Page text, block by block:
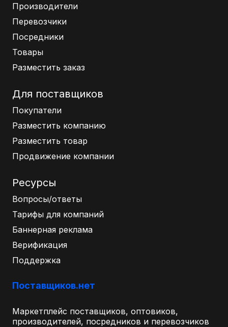
Производители
Перевозчики
Посредники
Товары
Разместить заказ
Для поставщиков
Покупатели
Разместить компанию
Разместить товар
Продвижение компании
Ресурсы
Вопросы/ответы
Тарифы для компаний
Баннерная реклама
Верификация
Поддержка
Поставщиков.нет
Маркетплейс поставщиков, оптовиков,
производителей, посредников и перевозчиков